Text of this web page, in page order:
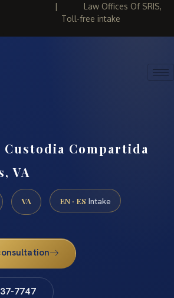
| Law Offices Of SRIS,
Toll-free intake
Custodia Compartida
VA
VA EN · ES Intake
7747